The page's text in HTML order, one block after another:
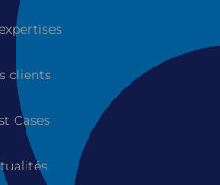
clients
Cases